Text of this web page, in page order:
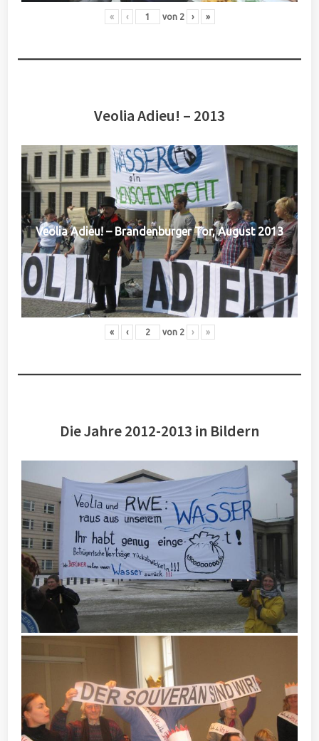
« ‹ von 2 › »
Veolia Adieu! – 2013
Veolia Adieu! – Brandenburger Tor, August 2013
« ‹ von 2 › »
Die Jahre 2012-2013 in Bildern